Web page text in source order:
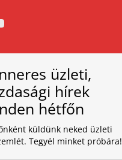
üzleti,
hírek
hétfőn
küldünk neked üzleti
Tegyél minket próbára!